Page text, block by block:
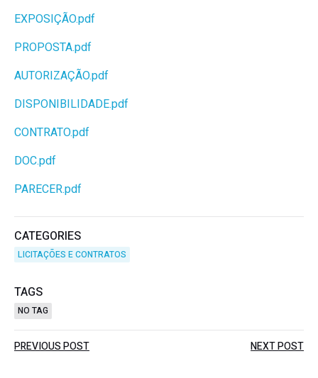
EXPOSIÇÃO.pdf
PROPOSTA.pdf
AUTORIZAÇÃO.pdf
DISPONIBILIDADE.pdf
CONTRATO.pdf
DOC.pdf
PARECER.pdf
CATEGORIES
LICITAÇÕES E CONTRATOS
TAGS
NO TAG
PREVIOUS POST NEXT POST